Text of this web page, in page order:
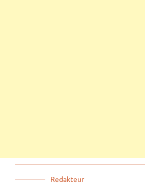
Redakteur